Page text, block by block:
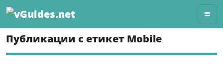
Skip
content
Публикации с етикет Mobile